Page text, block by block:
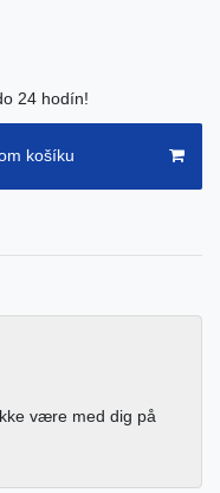
24 hodín!
košíku
være med dig på